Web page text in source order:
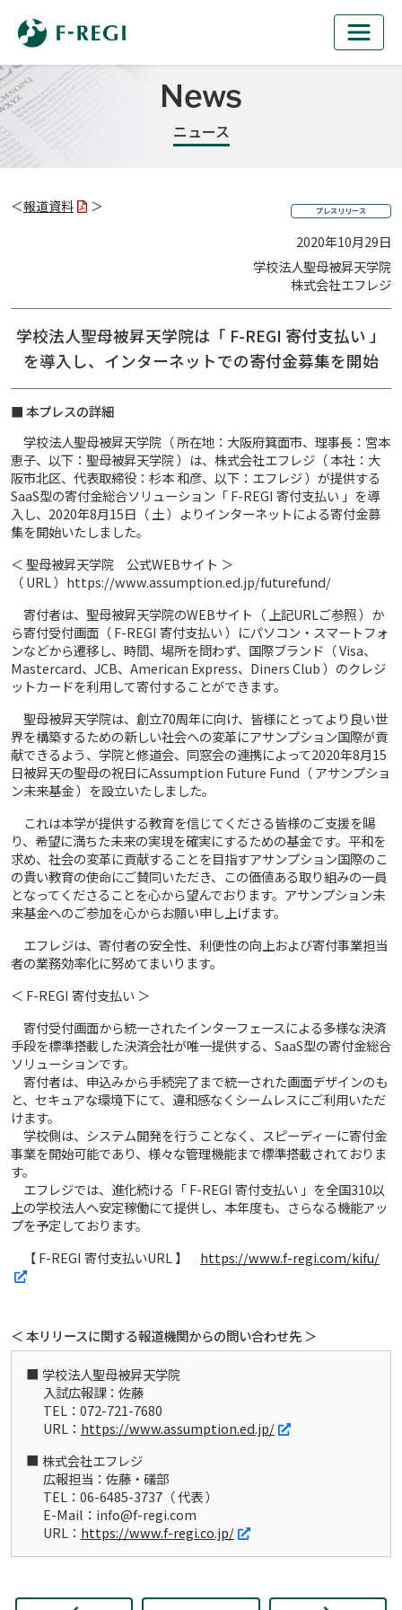
News
ニュース
＜報道資料 ＞ プレスリリース
2020年10月29日
学校法人聖母被昇天学院
株式会社エフレジ
学校法人聖母被昇天学院は「 F-REGI 寄付支払い 」
を導入し、 インターネットでの寄付金募集を開始
■ 本プレスの詳細
学校法人聖母被昇天学院（ 所在地：大阪府箕面市、理事長：宮本
恵子、以下：聖母被昇天学院 ）は、株式会社エフレジ（ 本社：大
阪市北区、代表取締役：杉本 和彦、以下：エフレジ ）が提供する
SaaS型の寄付金総合ソリューション「 F-REGI 寄付支払い 」を導
入し、2020年8月15日（ 土 ）よりインターネットによる寄付金募
集を開始いたしました。
＜ 聖母被昇天学院 公式WEBサイト ＞
（ URL ）https://www.assumption.ed.jp/futurefund/
寄付者は、聖母被昇天学院のWEBサイト（ 上記URLご参照 ）か
ら寄付受付画面（ F-REGI 寄付支払い ）にパソコン・スマートフォ
ンなどから遷移し、時間、場所を問わず、国際ブランド（ Visa、
Mastercard、JCB、American Express、Diners Club ）のクレジ
ットカードを利用して寄付することができます。
聖母被昇天学院は、創立70周年に向け、皆様にとってより良い世
界を構築するための新しい社会への変革にアサンプション国際が貢
献できるよう、学院と修道会、同窓会の連携によって2020年8月15
日被昇天の聖母の祝日にAssumption Future Fund（ アサンプショ
ン未来基金 ）を設立いたしました。
これは本学が提供する教育を信じてくださる皆様のご支援を賜
り、希望に満ちた未来の実現を確実にするための基金です。平和を
求め、社会の変革に貢献することを目指すアサンプション国際のこ
の貴い教育の使命にご賛同いただき、この価値ある取り組みの一員
となってくださることを心から望んでおります。アサンプション未
来基金へのご参加を心からお願い申し上げます。
エフレジは、寄付者の安全性、利便性の向上および寄付事業担当
者の業務効率化に努めてまいります。
＜ F-REGI 寄付支払い ＞
寄付受付画面から統一されたインターフェースによる多様な決済
手段を標準搭載した決済会社が唯一提供する、SaaS型の寄付金総合
ソリューションです。
寄付者は、申込みから手続完了まで統一された画面デザインのも
と、セキュアな環境下にて、違和感なくシームレスにご利用いただ
けます。
学校側は、システム開発を行うことなく、スピーディーに寄付金
事業を開始可能であり、様々な管理機能まで標準搭載されておりま
す。
エフレジでは、進化続ける「 F-REGI 寄付支払い 」を全国310以
上の学校法人へ安定稼働にて提供し、本年度も、さらなる機能アッ
プを予定しております。
【 F-REGI 寄付支払いURL 】 https://www.f-regi.com/kifu/
＜ 本リリースに関する報道機関からの問い合わせ先 ＞
学校法人聖母被昇天学院
入試広報課：佐藤
TEL：072-721-7680
URL： https://www.assumption.ed.jp/
株式会社エフレジ
広報担当：佐藤・礒部
TEL：06-6485-3737（ 代表 ）
E-Mail：info@f-regi.com
URL： https://www.f-regi.co.jp/